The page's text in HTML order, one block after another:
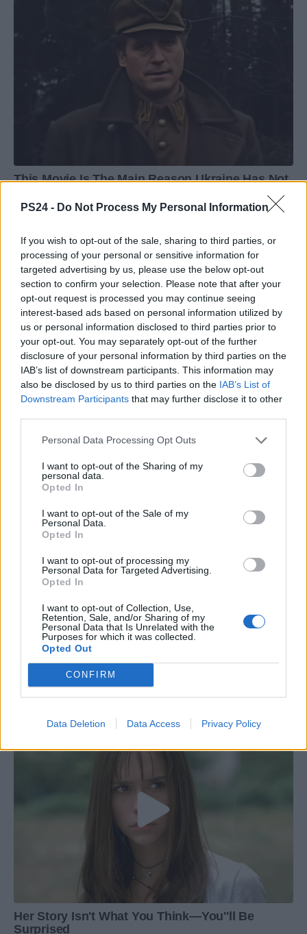
PS24 - Do Not Process My Personal Information
If you wish to opt-out of the sale, sharing to third parties, or
processing of your personal or sensitive information for
targeted advertising by us, please use the below opt-out
section to confirm your selection. Please note that after your
opt-out request is processed you may continue seeing
interest-based ads based on personal information utilized by
us or personal information disclosed to third parties prior to
your opt-out. You may separately opt-out of the further
disclosure of your personal information by third parties on the
IAB’s list of downstream participants. This information may
also be disclosed by us to third parties on the IAB’s List of
Downstream Participants that may further disclose it to other
Personal Data Processing Opt Outs
I want to opt-out of the Sharing of my
personal data.
Opted In
I want to opt-out of the Sale of my
Personal Data.
Opted In
I want to opt-out of processing my
Personal Data for Targeted Advertising.
Opted In
I want to opt-out of Collection, Use,
Retention, Sale, and/or Sharing of my
Personal Data that Is Unrelated with the
Purposes for which it was collected.
Opted Out
CONFIRM
Data Deletion Data Access Privacy Policy